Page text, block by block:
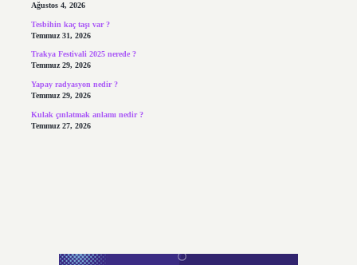
Ağustos 4, 2026
Tesbihin kaç taşı var ?
Temmuz 31, 2026
Trakya Festivali 2025 nerede ?
Temmuz 29, 2026
Yapay radyasyon nedir ?
Temmuz 29, 2026
Kulak çınlatmak anlamı nedir ?
Temmuz 27, 2026